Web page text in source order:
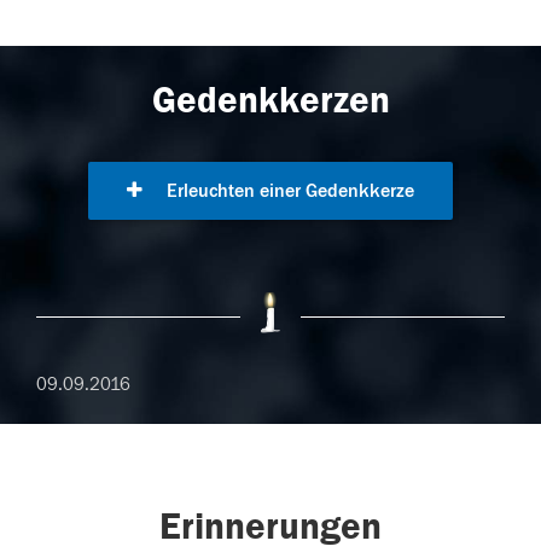
Gedenkkerzen
Erleuchten einer Gedenkkerze
09.09.2016
Erinnerungen